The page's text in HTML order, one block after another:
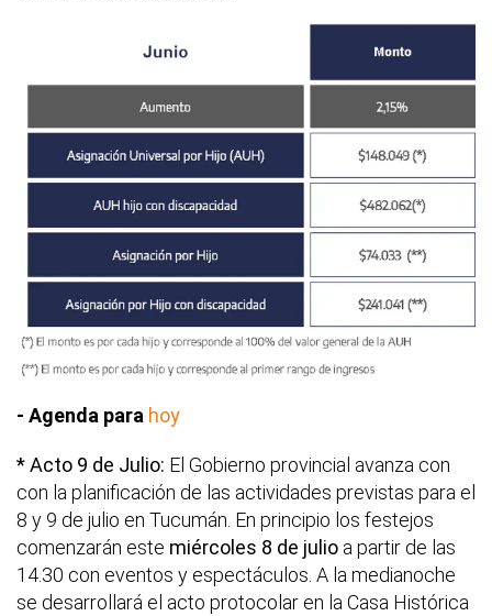
- Agenda para hoy
* Acto 9 de Julio: El Gobierno provincial avanza con
con la planificación de las actividades previstas para el
8 y 9 de julio en Tucumán. En principio los festejos
comenzarán este miércoles 8 de julio a partir de las
14.30 con eventos y espectáculos. A la medianoche
se desarrollará el acto protocolar en la Casa Histórica